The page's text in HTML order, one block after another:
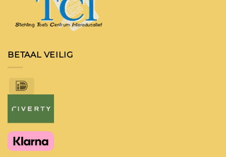
BETAAL VEILIG